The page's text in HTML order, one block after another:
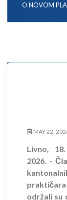
O NOVOM
MAY 22,
Livno,
2026. -
održali su